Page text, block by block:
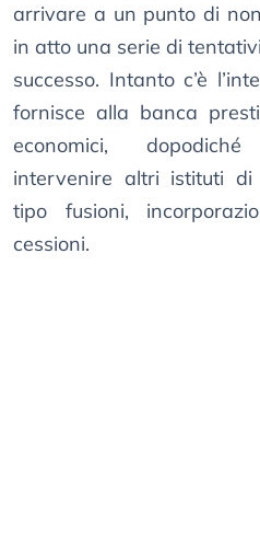
arrivare a un punto di
in atto una serie di
successo. Intanto c’è
fornisce alla banca
economici,
intervenire altri istituti di
tipo fusioni,
cessioni.